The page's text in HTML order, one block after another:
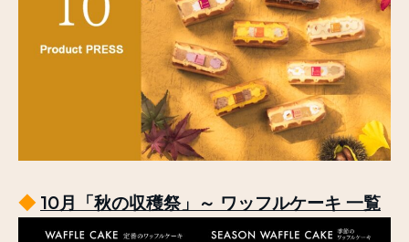
◆ 10月「秋の収穫祭」～ ワッフルケーキ 一覧